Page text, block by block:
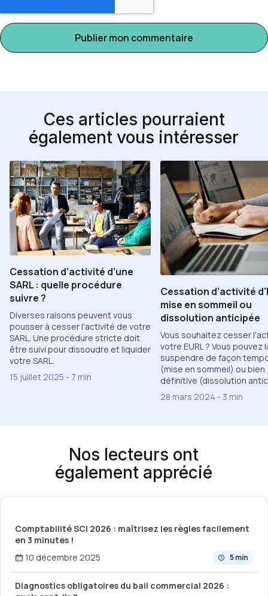
Ces articles pourraient
également vous intéresser
Cessation d’activité d’une
SARL : quelle procédure
suivre ?
Diverses raisons peuvent vous
pousser à cesser l'activité de votre
SARL. Une procédure stricte doit
être suivi pour dissoudre et liquider
votre SARL.
15 juillet 2025 - 7 min
Cessation d’activité
mise en sommeil ou
dissolution anticipée
Vous souhaitez cesser
votre EURL ? Vous pouvez
suspendre de façon
(mise en sommeil) ou bien
définitive (dissolution
28 mars 2024 - 3 min
Nos lecteurs ont
également apprécié
Comptabilité SCI 2026 : maîtrisez les règles facilement
en 3 minutes !
5 min
10 décembre 2025
Diagnostics obligatoires du bail commercial 2026 :